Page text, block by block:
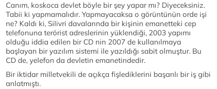
Canım, koskoca devlet böyle bir şey yapar mı? Diyeceksiniz.
Tabii ki yapmamalıdır. Yapmayacaksa o görüntünün orde işi
ne? Kaldı ki, Silivri davalarında bir kişinin emanetteki cep
telefonuna terörist adreslerinin yüklendiği, 2003 yapımı
olduğu iddia edilen bir CD nin 2007 de kullanılmaya
başlayan bir yazılım sistemi ile yazıldığı sabit olmuştur. Bu
CD de, yelefon da devletin emanetindedir.
Bir iktidar milletvekili de açıkça fişlediklerini başarılı bir iş gibi
anlatmıştı.